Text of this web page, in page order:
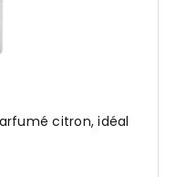
citron, idéal